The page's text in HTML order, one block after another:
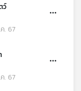
ว์
. 67
. 67